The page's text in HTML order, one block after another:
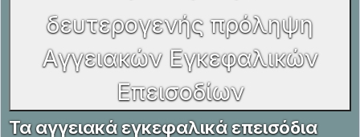
δευτερογενής πρόληψη
Αγγειακών Εγκεφαλικών
Επεισοδίων
Τα αγγειακά εγκεφαλικά επεισόδια